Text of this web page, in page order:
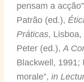
pensam a
Patrão (ed.),
Práticas, Lisboa,
Peter (ed.), A
Blackwell, 1991;
morale”, in